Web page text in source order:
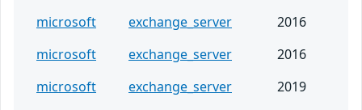
microsoft
exchange_server
2016
microsoft
exchange_server
2016
microsoft
exchange_server
2019